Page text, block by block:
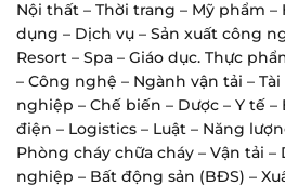
Nội thất – Thời trang – Mỹ phẩm
dụng – Dịch vụ – Sản xuất công
Resort – Spa – Giáo dục. Thực
– Công nghệ – Ngành vận tải –
nghiệp – Chế biến – Dược – Y tế –
điện – Logistics – Luật – Năng
Phòng cháy chữa cháy – Vận tải
nghiệp – Bất động sản (BĐS) –